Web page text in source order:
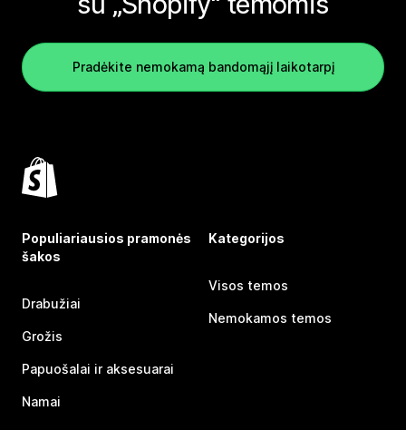
Pradėkite nemokamą bandomąjį laikotarpį
Populiariausios pramonės
šakos
Drabužiai
Grožis
Papuošalai ir aksesuarai
Namai
Kategorijos
Visos temos
Nemokamos temos